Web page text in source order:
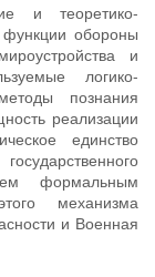
и теоретико-
обороны
и
логико-
познания
реализации
единство
формальным
механизма
и Военная